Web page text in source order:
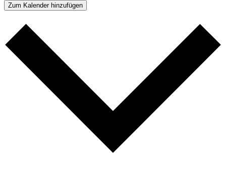
Zum Kalender hinzufügen